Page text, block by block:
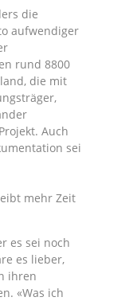
die
aufwendiger
rund 8800
die mit
Auch
sei
mehr Zeit
es sei noch
es lieber,
ihren
«Was ich